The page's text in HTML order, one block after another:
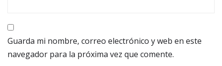
Guarda mi nombre, correo electrónico y web en este
navegador para la próxima vez que comente.